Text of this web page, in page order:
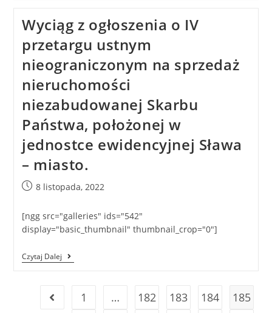
Wyciąg z ogłoszenia o IV
przetargu ustnym
nieograniczonym na sprzedaż
nieruchomości
niezabudowanej Skarbu
Państwa, położonej w
jednostce ewidencyjnej Sława
– miasto.
8 listopada, 2022
[ngg src="galleries" ids="542"
display="basic_thumbnail" thumbnail_crop="0"]
Czytaj Dalej
1 … 182 183 184
185